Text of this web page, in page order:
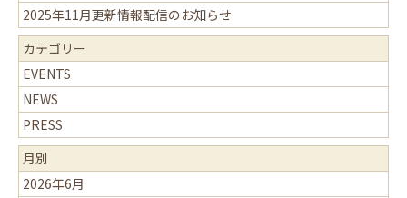
2025年11月更新情報配信のお知らせ
カテゴリー
EVENTS
NEWS
PRESS
月別
2026年6月